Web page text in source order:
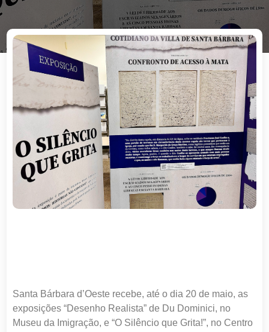
Santa Bárbara d’Oeste recebe, até o dia 20 de maio, as
exposições “Desenho Realista” de Du Dominici, no
Museu da Imigração, e “O Silêncio que Grita!”, no Centro